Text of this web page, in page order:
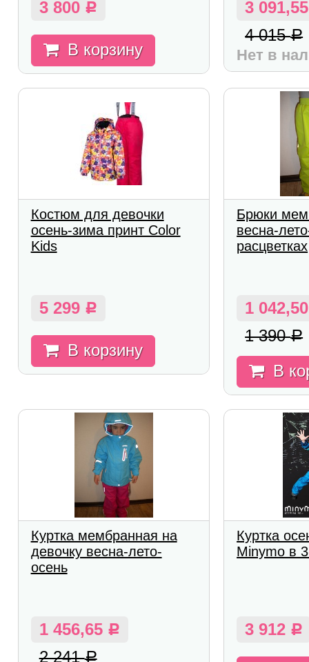
3 800 Р
В корзину
3
4 015Р
Нет в
Костюм для девочки
осень-зима принт Color
Kids
5 299 Р
В корзину
Брюки
весна-
расцветках
1
1 390Р
В
Куртка мембранная на
девочку весна-лето-
осень
1 456,65 Р
2 241Р
Куртка
Minymo в
3 912 Р